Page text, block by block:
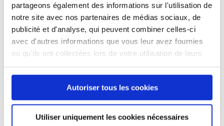
partageons également des informations sur l'utilisation de
notre site avec nos partenaires de médias sociaux, de
publicité et d'analyse, qui peuvent combiner celles-ci
avec d'autres informations que vous leur avez fournies
ou qu'ils ont collectées lors de votre utilisation de leurs
continuez à utiliser notre site Web.
Autoriser tous les cookies
Utiliser uniquement les cookies nécessaires
Expérience :
Processus
de
recrutement